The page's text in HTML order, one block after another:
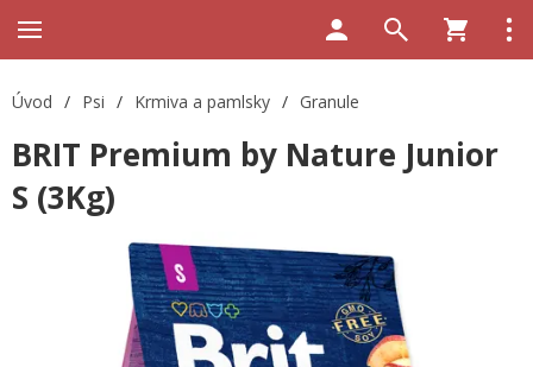
Úvod / Psi / Krmiva a pamlsky / Granule
BRIT Premium by Nature Junior
S (3Kg)